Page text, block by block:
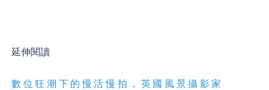
延伸閱讀
數位狂潮下的慢活慢拍，英國風景攝影家